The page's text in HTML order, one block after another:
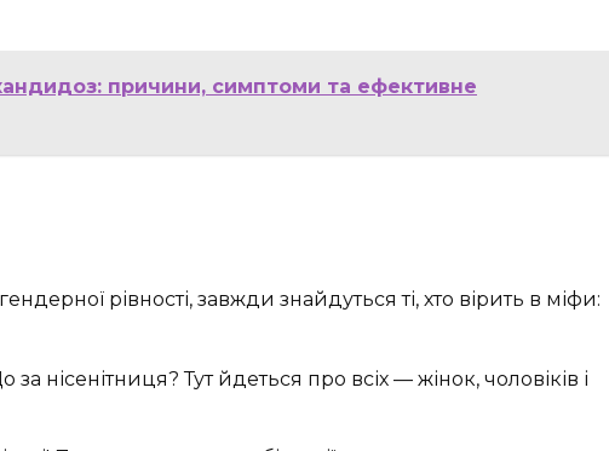
причини, симптоми та ефективне
гендерної рівності, завжди знайдуться ті, хто вірить в міфи:
за нісенітниця? Тут йдеться про всіх — жінок, чоловіків і